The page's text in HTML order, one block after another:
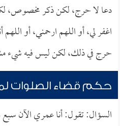
دعا لا حرج، لكن ذكر مخصوص،
اغفر لي، أو اللهم ارحمني، أو
حرج في ذلك، لكن ليس فيه شيء
حكم قضاء الصلوات
السؤال: تقول: أنا عمري الآن